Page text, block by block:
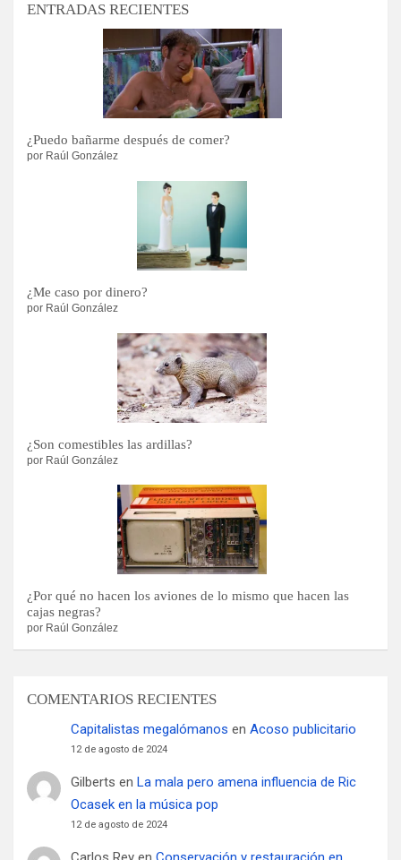
ENTRADAS RECIENTES
¿Puedo bañarme después de comer?
por Raúl González
¿Me caso por dinero?
por Raúl González
¿Son comestibles las ardillas?
por Raúl González
¿Por qué no hacen los aviones de lo mismo que hacen las
cajas negras?
por Raúl González
COMENTARIOS RECIENTES
Capitalistas megalómanos en Acoso publicitario
12 de agosto de 2024
Gilberts en La mala pero amena influencia de Ric
Ocasek en la música pop
12 de agosto de 2024